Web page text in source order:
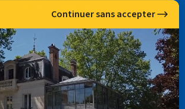
NOUS TROUVER